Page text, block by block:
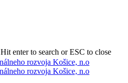
Hit enter to search or ESC to close